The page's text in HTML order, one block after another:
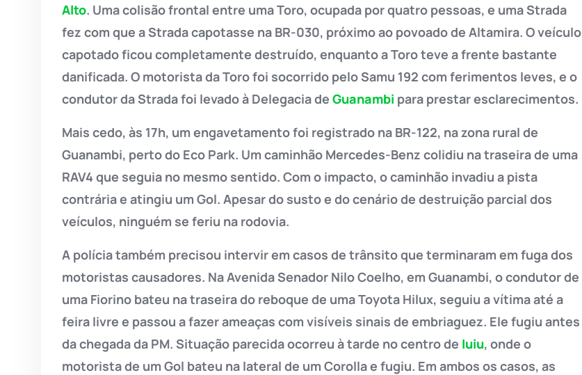
Alto. Uma colisão frontal entre uma Toro, ocupada por quatro pessoas, e uma Strada
fez com que a Strada capotasse na BR-030, próximo ao povoado de Altamira. O veículo
capotado ficou completamente destruído, enquanto a Toro teve a frente bastante
danificada. O motorista da Toro foi socorrido pelo Samu 192 com ferimentos leves, e o
condutor da Strada foi levado à Delegacia de Guanambi para prestar esclarecimentos.
Mais cedo, às 17h, um engavetamento foi registrado na BR-122, na zona rural de
Guanambi, perto do Eco Park. Um caminhão Mercedes-Benz colidiu na traseira de uma
RAV4 que seguia no mesmo sentido. Com o impacto, o caminhão invadiu a pista
contrária e atingiu um Gol. Apesar do susto e do cenário de destruição parcial dos
veículos, ninguém se feriu na rodovia.
A polícia também precisou intervir em casos de trânsito que terminaram em fuga dos
motoristas causadores. Na Avenida Senador Nilo Coelho, em Guanambi, o condutor de
uma Fiorino bateu na traseira do reboque de uma Toyota Hilux, seguiu a vítima até a
feira livre e passou a fazer ameaças com visíveis sinais de embriaguez. Ele fugiu antes
da chegada da PM. Situação parecida ocorreu à tarde no centro de Iuiu, onde o
motorista de um Gol bateu na lateral de um Corolla e fugiu. Em ambos os casos, as